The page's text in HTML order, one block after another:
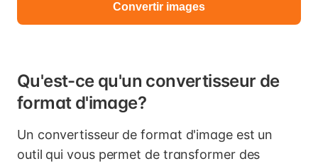
Convertir images
Qu'est-ce qu'un convertisseur de
format d'image?
Un convertisseur de format d'image est un
outil qui vous permet de transformer des